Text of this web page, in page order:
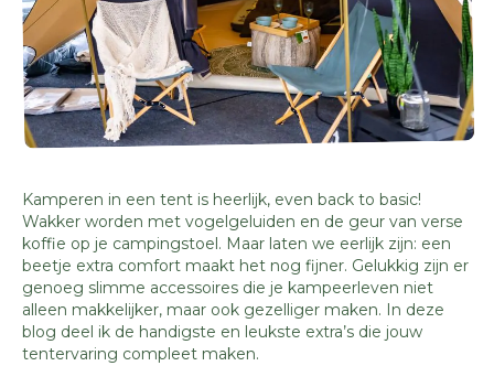
Kamperen in een tent is heerlijk, even back to basic!
Wakker worden met vogelgeluiden en de geur van verse
koffie op je campingstoel. Maar laten we eerlijk zijn: een
beetje extra comfort maakt het nog fijner. Gelukkig zijn er
genoeg slimme accessoires die je kampeerleven niet
alleen makkelijker, maar ook gezelliger maken. In deze
blog deel ik de handigste en leukste extra’s die jouw
tentervaring compleet maken.